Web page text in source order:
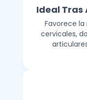
Ideal Tras
Favorece
cervicales,